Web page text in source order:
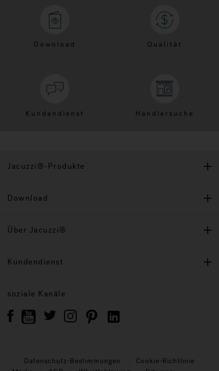
Download Qualität
Kundendienst Händlersuche
Jacuzzi®-Produkte
Download
Über Jacuzzi®
Kundendienst
soziale Kanäle
Datenschutz-Bestimmungen
Cookie-Richtlinie